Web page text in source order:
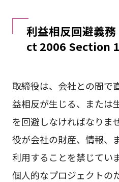
利益相反回避義
ct 2006 Section
取締役は、会社との間で
益相反が生じる、または
を回避しなければなりま
役が会社の財産、情報、
利用することを禁じてい
個人的なプロジェクトの